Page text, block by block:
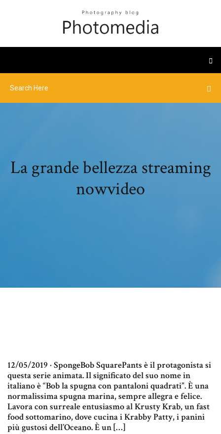
La grande bellezza streaming
nowvideo
12/05/2019 · SpongeBob SquarePants è il protagonista si
questa serie animata. Il significato del suo nome in
italiano è “Bob la spugna con pantaloni quadrati”. È una
normalissima spugna marina, sempre allegra e felice.
Lavora con surreale entusiasmo al Krusty Krab, un fast
food sottomarino, dove cucina i Krabby Patty, i panini
più gustosi dell’Oceano. È un […]